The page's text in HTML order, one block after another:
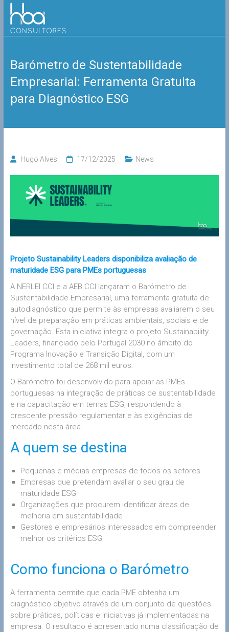
Skip
content
HBA
Consultores
Barómetro de Sustentabilidade
Empresarial: Ferramenta Gratuita
para Diagnóstico ESG
Hugo Alves 17/12/2025 News
Projeto Sustainability Leaders disponibiliza avaliação de
maturidade ESG para PMEs portuguesas
A NERLEI CCI e a AEB CCI lançaram o Barómetro de
Sustentabilidade Empresarial, uma ferramenta gratuita de
autodiagnóstico que permite às empresas avaliarem o seu
nível de preparação em práticas ambientais, sociais e de
governação. Esta iniciativa integra o projeto Sustainability
Leaders, financiado pelo Portugal 2030 no âmbito do
Programa Inovação e Transição Digital, com um
investimento total de 268 mil euros.
O Barómetro foi desenvolvido para apoiar as PMEs
portuguesas na integração de práticas de sustentabilidade
e na capacitação em temas ESG, respondendo à
crescente pressão regulamentar e às exigências de
mercado nesta área.
A quem se destina
Pequenas e médias empresas de todos os setores
Empresas que pretendam avaliar o seu grau de
maturidade ESG
Organizações que procurem identificar áreas de
melhoria em sustentabilidade
Gestores e empresários interessados em compreender
melhor os critérios ESG
Como funciona o Barómetro
A ferramenta permite que cada PME obtenha um
diagnóstico objetivo através de um conjunto de questões
sobre práticas, políticas e iniciativas já implementadas na
empresa. O resultado é apresentado numa classificação de